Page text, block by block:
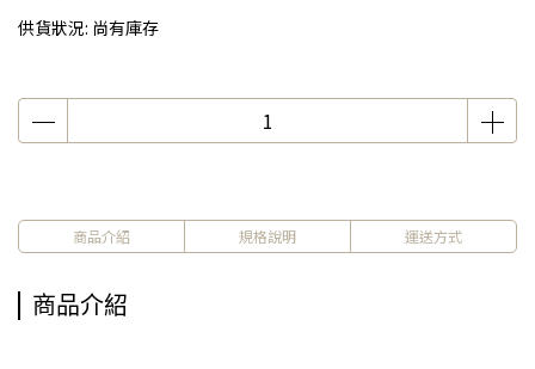
供貨狀況: 尚有庫存
商品介紹 規格說明 運送方式
商品介紹